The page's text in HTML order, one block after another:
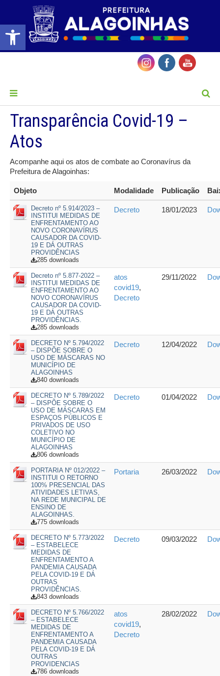
Barra de Ferramentas Aberta
Transparência Covid-19 –
Atos
Acompanhe aqui os atos de combate ao Coronavírus da
Prefeitura de Alagoinhas:
Objeto Modalidade Publicação
Decreto nº 5.914/2023 –
INSTITUI MEDIDAS DE
ENFRENTAMENTO AO
NOVO CORONAVÍRUS
CAUSADOR DA COVID-
19 E DÁ OUTRAS
PROVIDÊNCIAS
285 downloads
Decreto 18/01/2023
Decreto nº 5.877-2022 –
INSTITUI MEDIDAS DE
ENFRENTAMENTO AO
NOVO CORONAVÍRUS
CAUSADOR DA COVID-
19 E DÁ OUTRAS
PROVIDÊNCIAS.
285 downloads
atos
covid19,
Decreto
29/11/2022
DECRETO Nº 5.794/2022
– DISPÕE SOBRE O
USO DE MÁSCARAS NO
MUNICÍPIO DE
ALAGOINHAS
840 downloads
Decreto 12/04/2022
DECRETO Nº 5.789/2022
– DISPÕE SOBRE O
USO DE MÁSCARAS EM
ESPAÇOS PÚBLICOS E
PRIVADOS DE USO
COLETIVO NO
MUNICÍPIO DE
ALAGOINHAS
806 downloads
Decreto 01/04/2022
PORTARIA Nº 012/2022 –
INSTITUI O RETORNO
100% PRESENCIAL DAS
ATIVIDADES LETIVAS,
NA REDE MUNICIPAL DE
ENSINO DE
ALAGOINHAS.
775 downloads
Portaria 26/03/2022
DECRETO Nº 5.773/2022
– ESTABELECE
MEDIDAS DE
ENFRENTAMENTO A
PANDEMIA CAUSADA
PELA COVID-19 E DÁ
OUTRAS
PROVIDÊNCIAS.
843 downloads
Decreto 09/03/2022
DECRETO Nº 5.766/2022
– ESTABELECE
MEDIDAS DE
ENFRENTAMENTO A
PANDEMIA CAUSADA
PELA COVID-19 E DÁ
OUTRAS
PROVIDENCIAS
786 downloads
atos
covid19,
Decreto
28/02/2022